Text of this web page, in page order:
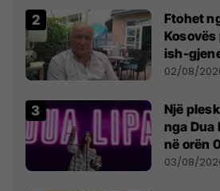
Ftohet
ish-
dikush e
02/08/
Një
nga Dua
në orën
- dhe
03/08/